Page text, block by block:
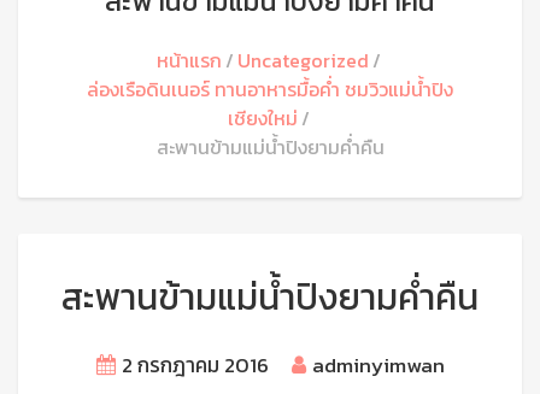
หน้าแรก
Uncategorized
ล่องเรือดินเนอร์ ทานอาหารมื้อค่ำ ชมวิวแม่น้ำปิง
เชียงใหม่
สะพานข้ามแม่น้ำปิงยามค่ำคืน
สะพานข้ามแม่น้ำปิงยามค่ำคืน
2 กรกฎาคม 2016 adminyimwan